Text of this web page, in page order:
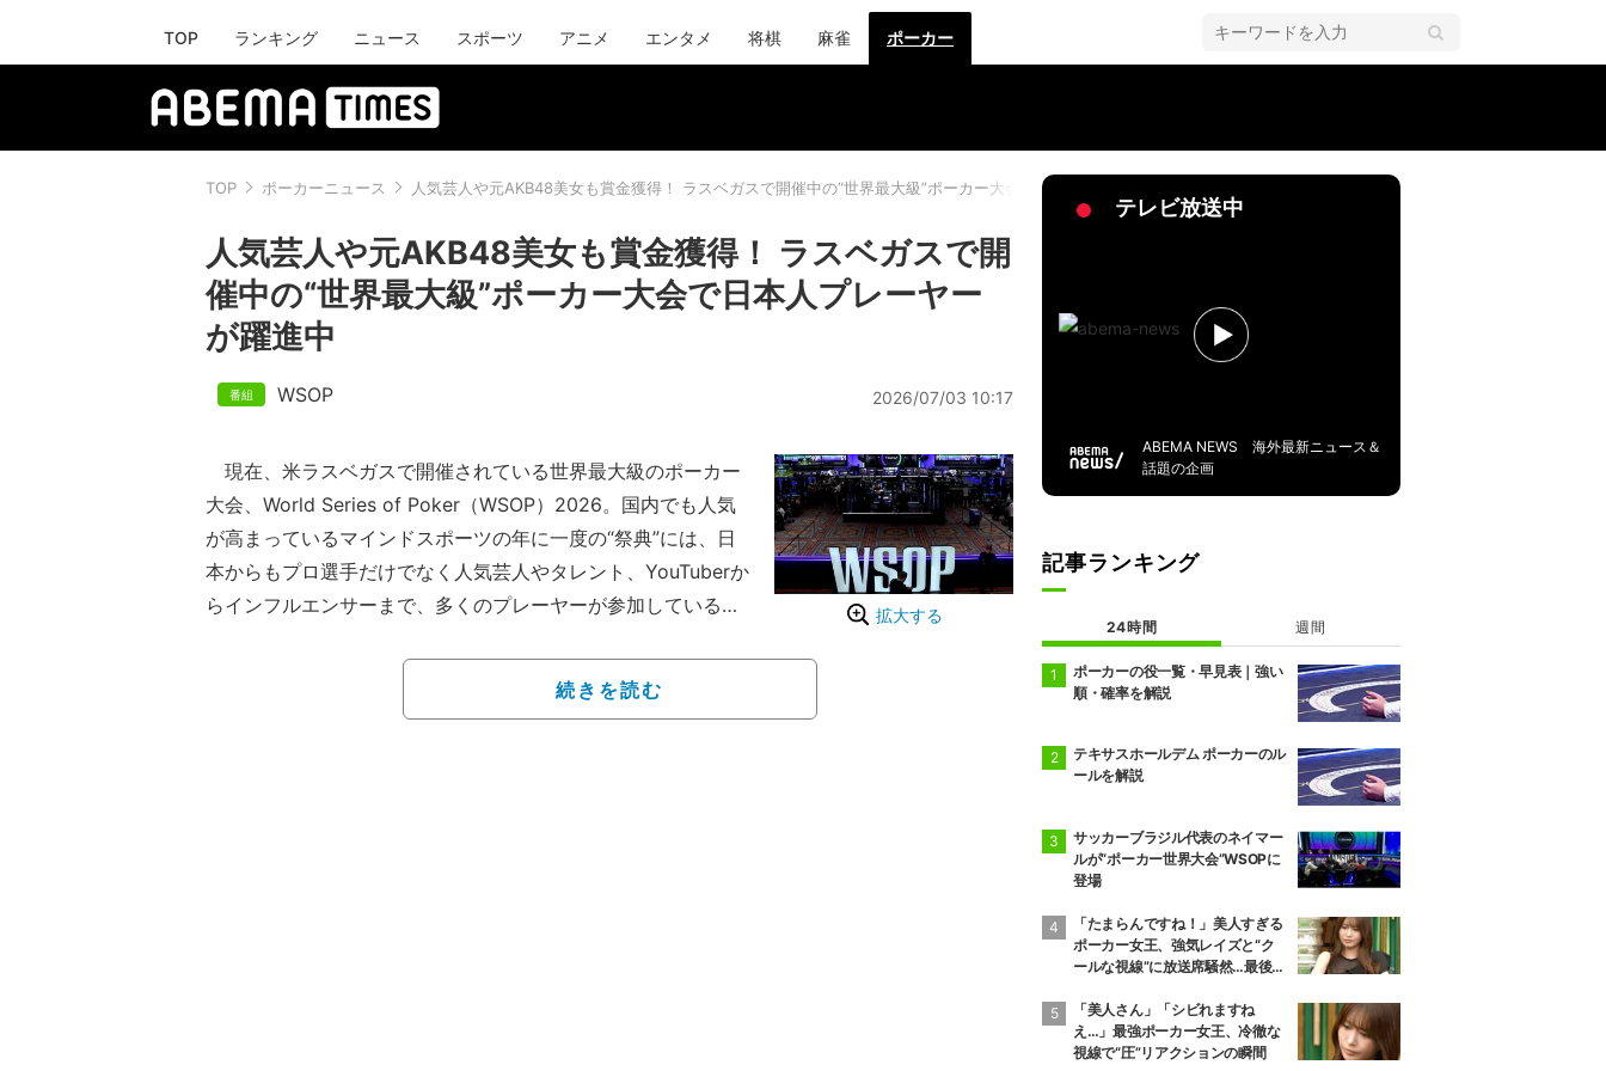
TOP ランキング ニュース スポーツ アニメ エンタメ 将棋 麻雀 ポーカー
TOP ポーカーニュース 人気芸人や元AKB48美女も賞金獲得！ ラスベガスで開催中の“世界最大級”ポーカー大会で日本人プレーヤーが躍進中
人気芸人や元AKB48美女も賞金獲得！ ラスベガスで開
催中の“世界最大級”ポーカー大会で日本人プレーヤー
が躍進中
WSOP 2026/07/03 10:17
拡大する
現在、米ラスベガスで開催されている世界最大級のポーカー
大会、World Series of Poker（WSOP）2026。国内でも人気
が高まっているマインドスポーツの年に一度の“祭典”には、日
本からもプロ選手だけでなく人気芸人やタレント、YouTuberか
らインフルエンサーまで、多くのプレーヤーが参加している。
が異なるさまざまなトーナメントが行われる。日本時間29日に
行われた「$1,000 Mystery Millions」2日目では、ポーカー好
続きを読む
テレビ放送中
ABEMA NEWS 海外最新ニュース＆
話題の企画
記事ランキング
24時間 週間
ポーカーの役一覧・早見表｜強い
順・確率を解説
テキサスホールデム ポーカーのル
ールを解説
サッカーブラジル代表のネイマー
ルが“ポーカー世界大会”WSOPに
登場
「たまらんですね！」美人すぎる
ポーカー女王、強気レイズと“ク
ールな視線”に放送席騒然…最後に
「美人さん」「シビれますね
え…」最強ポーカー女王、冷徹な
視線で“圧”リアクションの瞬間